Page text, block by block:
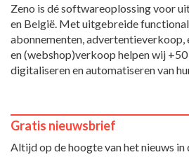
Zeno is dé softwareoplossing voor
en België. Met uitgebreide
abonnementen, advertentieverkoop,
en (webshop)verkoop helpen wij
digitaliseren en automatiseren van
Gratis nieuwsbrief
Altijd op de hoogte van het nieuws